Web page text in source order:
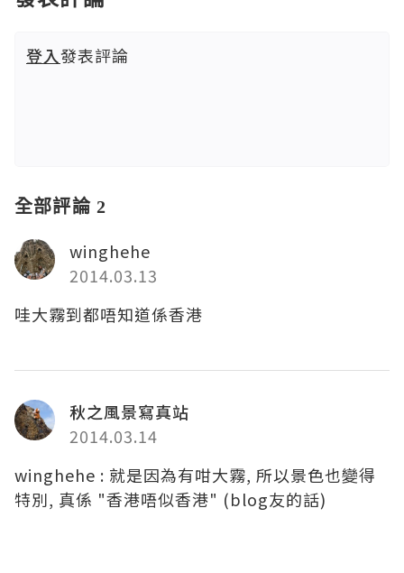
登入發表評論
全部評論 2
winghehe
2014.03.13
哇大霧到都唔知道係香港
秋之風景寫真站
2014.03.14
winghehe : 就是因為有咁大霧, 所以景色也變得
特別, 真係 "香港唔似香港" (blog友的話)